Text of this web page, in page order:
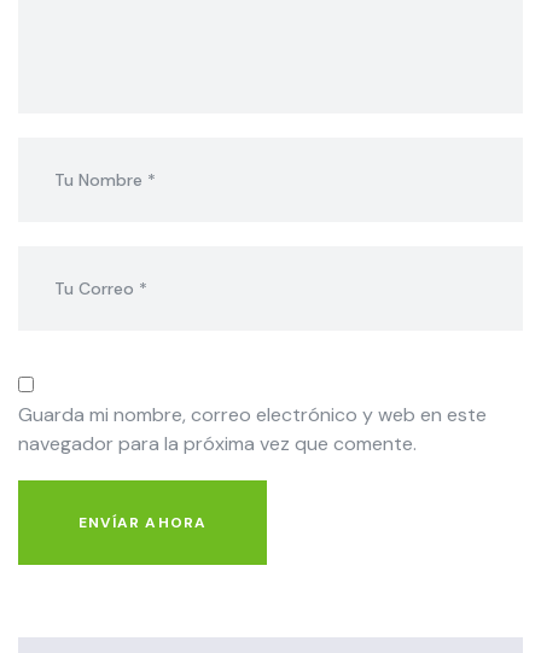
Guarda mi nombre, correo electrónico y web en este
navegador para la próxima vez que comente.
ENVÍAR AHORA